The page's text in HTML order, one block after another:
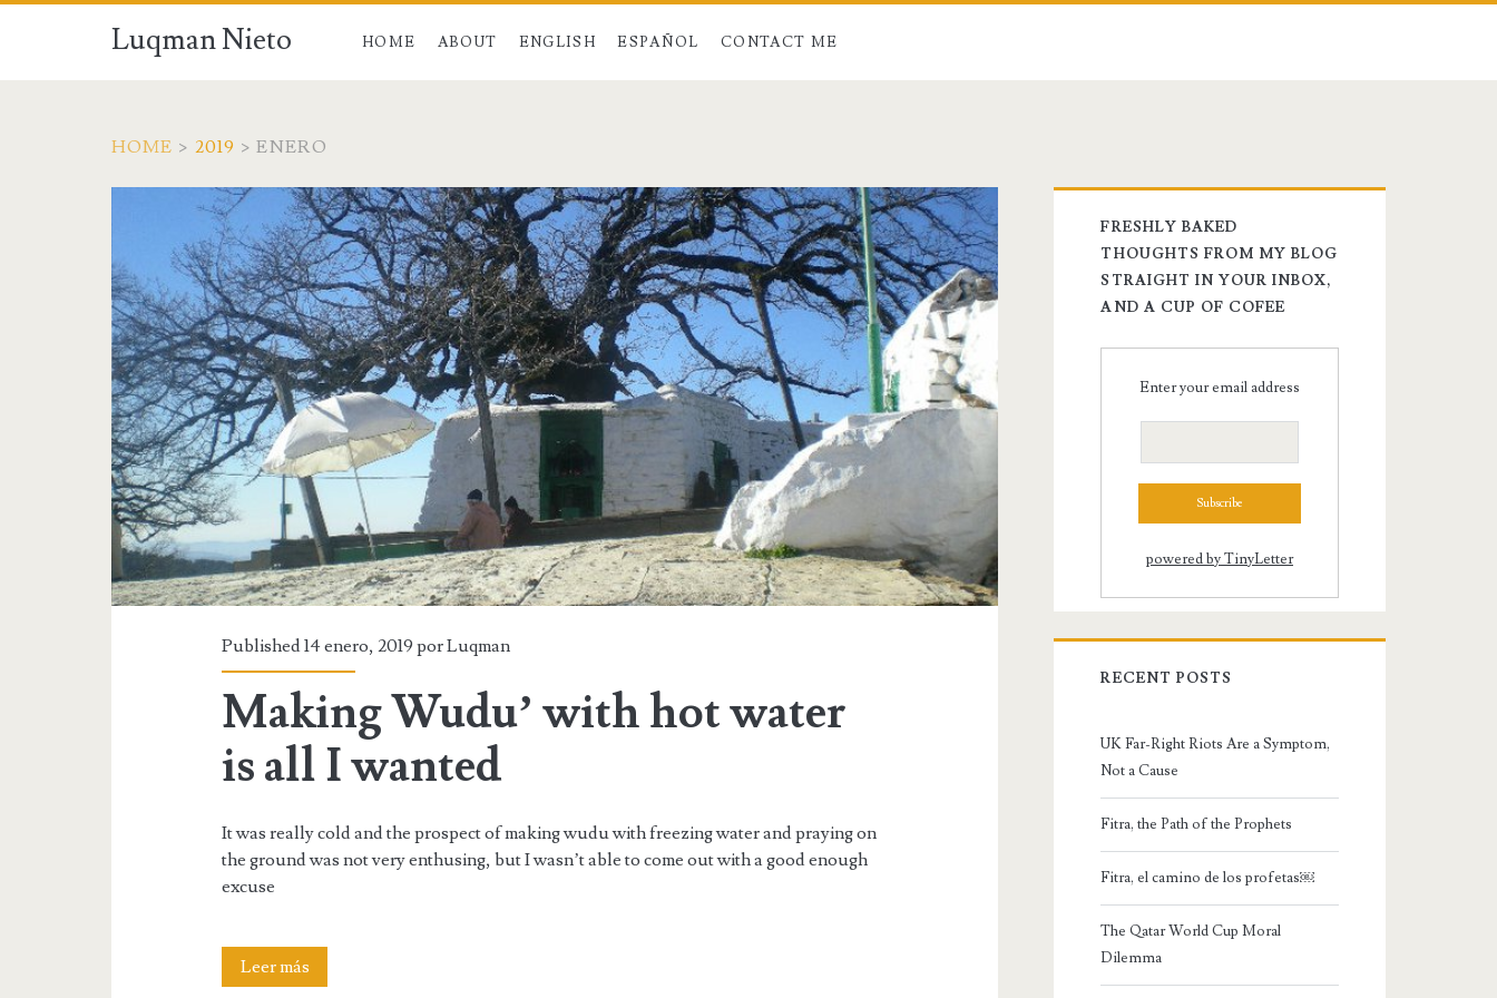
Luqman Nieto HOME ABOUT ENGLISH ESPAÑOL CONTACT ME
HOME > 2019 > ENERO
Published 14 enero, 2019 porLuqman
Making Wudu’ with hot water
is all I wanted
It was really cold and the prospect of making wudu with freezing water and praying on
the ground was not very enthusing, but I wasn’t able to come out with a good enough
excuse
Leer másMaking
FRESHLY BAKED
THOUGHTS FROM MY BLOG
STRAIGHT IN YOUR INBOX,
AND A CUP OF COFEE
Enter your email address
powered by TinyLetter
RECENT POSTS
UK Far-Right Riots Are a Symptom,
Not a Cause
Fitra, the Path of the Prophets
Fitra, el camino de los profetas￼
The Qatar World Cup Moral
Dilemma